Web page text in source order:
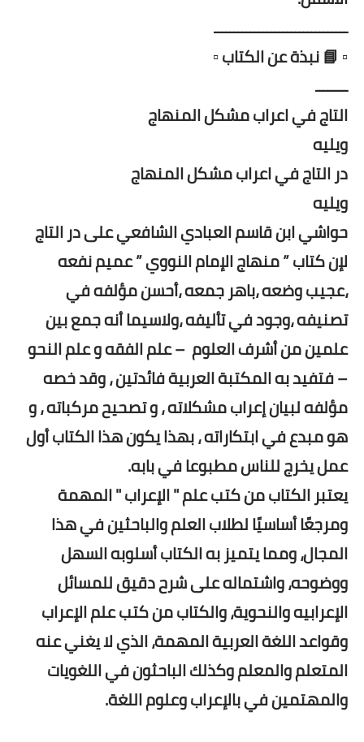
ـــــــــــــــــــــــــــــــــ
▫️ 📘 نبذة عن الكتاب ▫️
ــــــــ
التاج في اعراب مشكل المنهاج
ويليه
در التاج في اعراب مشكل المنهاج
ويليه
حواشي ابن قاسم العبادي الشافعي على در التاج
لإن كتاب ” منهاج الإمام النووي ” عميم نفعه
،عجيب وضعه ،باهر جمعه ،أحسن مؤلفه في
تصنيفه ،وجود في تأليفه ،ولاسيما أنه جمع بين
علمين من أشرف العلوم – علم الفقه و علم النحو
– فتفيد به المكتبة العربية فائدتين ، وقد خصه
مؤلفه لبيان إعراب مشكلاته ، و تصحيح مركباته ، و
هو مبدع في ابتكاراته ، بهذا يكون هذا الكتاب أول
عمل يخرج للناس مطبوعا في بابه.
يعتبر الكتاب من كتب علم " الإعراب " المهمة
ومرجعًا أساسيًا لطلاب العلم والباحثين في هذا
المجال، ومما يتميز به الكتاب أسلوبه السهل
ووضوحه، واشتماله على شرح دقيق للمسائل
الإعرابيه والنحوية، والكتاب من كتب علم الإعراب
وقواعد اللغة العربية المهمة، الذي لا يغني عنه
المتعلم والمعلم وكذلك الباحثون في اللغويات
والمهتمين في بالإعراب وعلوم اللغة.